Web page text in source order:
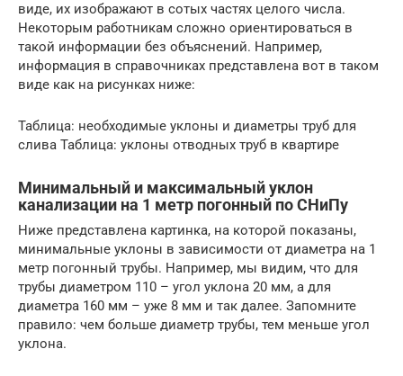
виде, их изображают в сотых частях целого числа.
Некоторым работникам сложно ориентироваться в
такой информации без объяснений. Например,
информация в справочниках представлена вот в таком
виде как на рисунках ниже:
Таблица: необходимые уклоны и диаметры труб для
слива Таблица: уклоны отводных труб в квартире
Минимальный и максимальный уклон
канализации на 1 метр погонный по СНиПу
Ниже представлена картинка, на которой показаны,
минимальные уклоны в зависимости от диаметра на 1
метр погонный трубы. Например, мы видим, что для
трубы диаметром 110 – угол уклона 20 мм, а для
диаметра 160 мм – уже 8 мм и так далее. Запомните
правило: чем больше диаметр трубы, тем меньше угол
уклона.